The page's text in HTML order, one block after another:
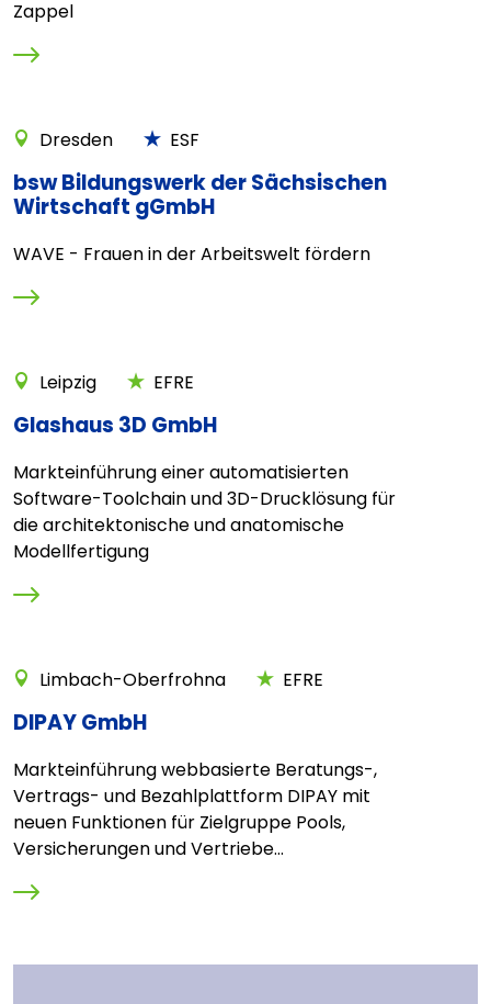
Zappel
Dresden ESF
bsw Bildungswerk der Sächsischen
Wirtschaft gGmbH
WAVE - Frauen in der Arbeitswelt fördern
Leipzig EFRE
Glashaus 3D GmbH
Markteinführung einer automatisierten
Software-Toolchain und 3D-Drucklösung für
die architektonische und anatomische
Modellfertigung
Limbach-Oberfrohna EFRE
DIPAY GmbH
Markteinführung webbasierte Beratungs-,
Vertrags- und Bezahlplattform DIPAY mit
neuen Funktionen für Zielgruppe Pools,
Versicherungen und Vertriebe...